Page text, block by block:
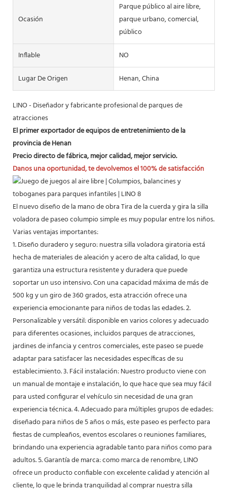
Ocasión
Parque público al aire libre,
parque urbano, comercial,
público
Inflable
NO
Lugar De Origen
Henan, China
LINO - Diseñador y fabricante profesional de parques de
atracciones
El primer exportador de equipos de entretenimiento de la
provincia de Henan
Precio directo de fábrica, mejor calidad, mejor servicio.
Danos una oportunidad, te devolvemos el 100% de satisfacción
El nuevo diseño de la mano de obra Tira de la cuerda y gira la silla
voladora de paseo columpio simple es muy popular entre los niños.
Varias ventajas importantes:
1. Diseño duradero y seguro: nuestra silla voladora giratoria está
hecha de materiales de aleación y acero de alta calidad, lo que
garantiza una estructura resistente y duradera que puede
soportar un uso intensivo. Con una capacidad máxima de más de
500 kg y un giro de 360 grados, esta atracción ofrece una
experiencia emocionante para niños de todas las edades. 2.
Personalizable y versátil: disponible en varios colores y adecuado
para diferentes ocasiones, incluidos parques de atracciones,
jardines de infancia y centros comerciales, este paseo se puede
adaptar para satisfacer las necesidades específicas de su
establecimiento. 3. Fácil instalación: Nuestro producto viene con
un manual de montaje e instalación, lo que hace que sea muy fácil
para usted configurar el vehículo sin necesidad de una gran
experiencia técnica. 4. Adecuado para múltiples grupos de edades:
diseñado para niños de 5 años o más, este paseo es perfecto para
fiestas de cumpleaños, eventos escolares o reuniones familiares,
brindando una experiencia agradable tanto para niños como para
adultos. 5. Garantía de marca: como marca de renombre, LINO
ofrece un producto confiable con excelente calidad y atención al
cliente, lo que le brinda tranquilidad al comprar nuestra silla